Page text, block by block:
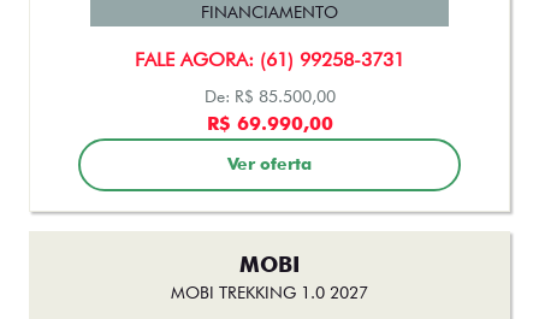
FALE AGORA: (61) 99258-3731
FINANCIAMENTO
De: R$ 85.500,00
R$ 69.990,00
Ver oferta
MOBI
MOBI TREKKING 1.0 2027